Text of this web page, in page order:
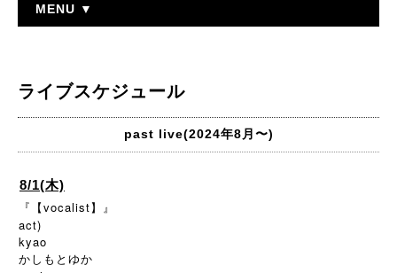
MENU ▼
ライブスケジュール
past live(2024年8月〜)
8/1(木)
『【vocalist】』
act)
kyao
かしもとゆか